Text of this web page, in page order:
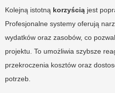
Kolejną istotną korzyścią jest
Profesjonalne systemy oferują
wydatków oraz zasobów, co
projektu. To umożliwia szybsze
przekroczenia kosztów oraz
potrzeb.